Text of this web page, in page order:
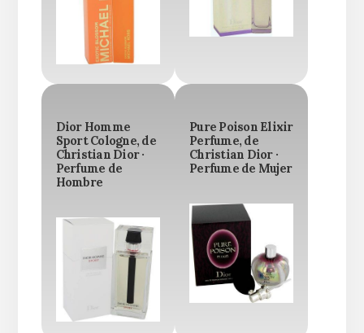
Dior Homme
Sport Cologne, de
Christian Dior ·
Perfume de
Hombre
Pure Poison Elixir
Perfume, de
Christian Dior ·
Perfume de Mujer